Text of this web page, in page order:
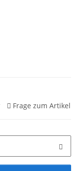
Frage zum Artikel